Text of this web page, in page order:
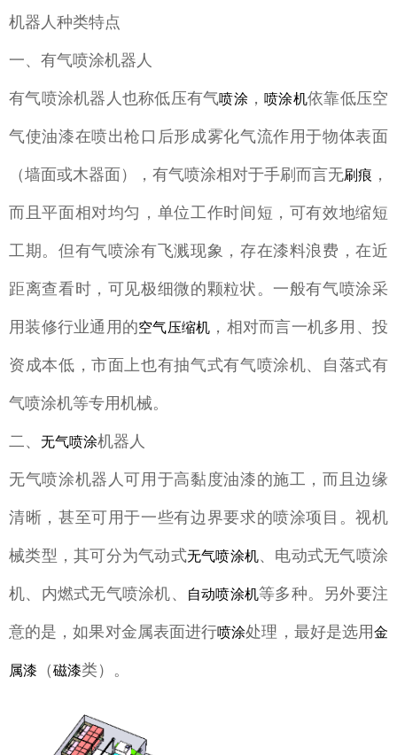
机器人种类特点
一、有气喷涂机器人
有气喷涂机器人也称低压有气喷涂，喷涂机依靠低压空
气使油漆在喷出枪口后形成雾化气流作用于物体表面
（墙面或木器面），有气喷涂相对于手刷而言无刷痕 ，
而且平面相对均匀，单位工作时间短，可有效地缩短
工期。但有气喷涂有飞溅现象，存在漆料浪费，在近
距离查看时，可见极细微的颗粒状。一般有气喷涂采
用装修行业通用的空气压缩机 ，相对而言一机多用、投
资成本低，市面上也有抽气式有气喷涂机、自落式有
气喷涂机等专用机械。
二、 无气喷涂机器人
无气喷涂机器人可用于高黏度油漆的施工，而且边缘
清晰，甚至可用于一些有边界要求的喷涂项目。视机
械类型，其可分为气动式无气喷涂机、电动式无气喷涂
机、内燃式无气喷涂机、 自动喷涂机等多种。另外要注
意的是，如果对金属表面进行喷涂处理，最好是选用金
属漆 （磁漆类）。